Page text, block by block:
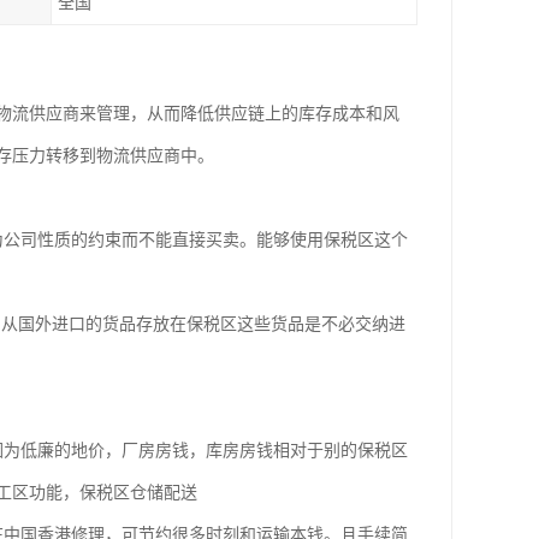
供应商来管理，从而降低供应链上的库存成本和风
力转移到物流供应商中。
司性质的约束而不能直接买卖。能够使用保税区这个
国外进口的货品存放在保税区这些货品是不必交纳进
低廉的地价，厂房房钱，库房房钱相对于别的保税区
区功能，保税区仓储配送
国香港修理，可节约很多时刻和运输本钱。且手续简